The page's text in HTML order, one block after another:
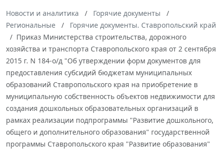
Новости и аналитика
Горячие документы
Региональные
Горячие документы. Ставропольский край
Приказ Министерства строительства, дорожного
хозяйства и транспорта Ставропольского края от 2 сентября
2015 г. N 184-о/д "Об утверждении форм документов для
предоставления субсидий бюджетам муниципальных
образований Ставропольского края на приобретение в
муниципальную собственность объектов недвижимости для
создания дошкольных образовательных организаций в
рамках реализации подпрограммы "Развитие дошкольного,
общего и дополнительного образования" государственной
программы Ставропольского края "Развитие образования"